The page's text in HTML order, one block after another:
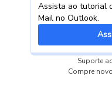
Assista ao tutorial
Mail no Outlook.
Suporte
Compre